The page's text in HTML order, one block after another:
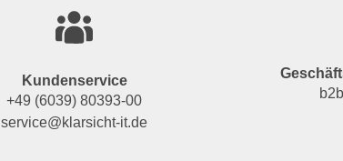
Kundenservice
+49 (6039) 80393-00
service@klarsicht-it.de